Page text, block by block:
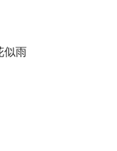
似雨